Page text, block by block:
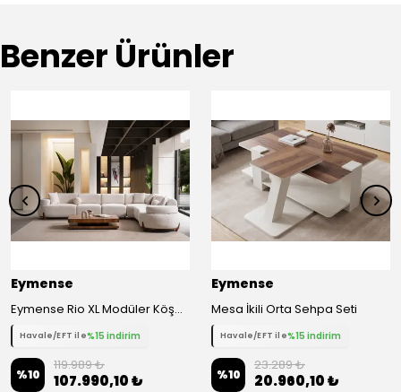
Benzer Ürünler
Eymense
Eymense Rio XL Modüler Köşe Koltuk Takımı
Havale/EFT ile%15 indirim
%10
119.989 ₺
107.990,10 ₺
Eymense
Mesa İkili Orta Sehpa Seti
Havale/EFT ile%15 indirim
%10
23.289 ₺
20.960,10 ₺